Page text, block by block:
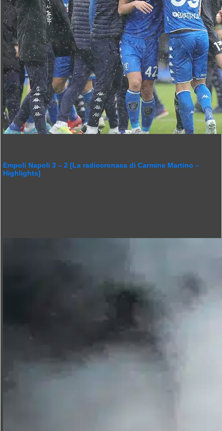
Empoli Napoli 3 – 2 [La radiocronaca di Carmine Martino –
Highlights]